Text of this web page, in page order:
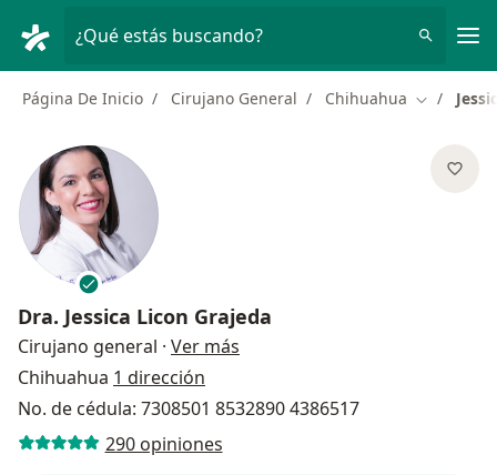
¿Qué estás buscando?
Página De Inicio Cirujano General Chihuahua Cambiar
Dra. Jessica Licon Grajeda
Cirujano general · Ver más
Chihuahua 1 dirección
No. de cédula: 7308501 8532890 4386517
290 opiniones